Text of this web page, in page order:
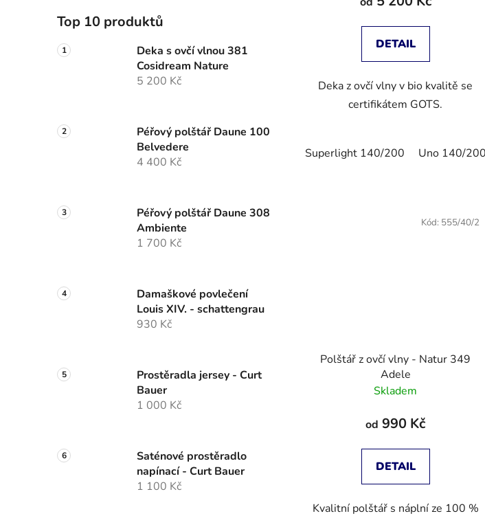
Top 10 produktů
Deka s ovčí vlnou 381
Cosidream Nature
5 200 Kč
Péřový polštář Daune 100
Belvedere
4 400 Kč
Péřový polštář Daune 308
Ambiente
1 700 Kč
Damaškové povlečení
Louis XIV. - schattengrau
930 Kč
Prostěradla jersey - Curt
Bauer
1 000 Kč
Saténové prostěradlo
napínací - Curt Bauer
1 100 Kč
DETAIL
Deka z ovčí vlny v bio kvalitě se
certifikátem GOTS.
Superlight 140/200 Uno 140/200
Polštář z ovčí vlny - Natur 349
Adele
Skladem
od 990 Kč
DETAIL
Kvalitní polštář s náplní ze 100 %
Kód: 555/40/2